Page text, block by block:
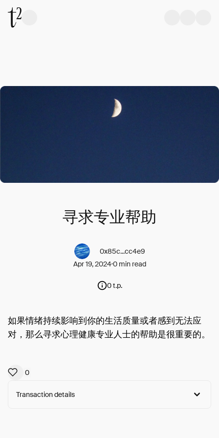
寻求专业帮助
0x85c...cc4e9
Apr 19, 20240 min read
0 t.p.
如果情绪持续影响到你的生活质量或者感到无法应
对，那么寻求心理健康专业人士的帮助是很重要的。
0
Transaction details